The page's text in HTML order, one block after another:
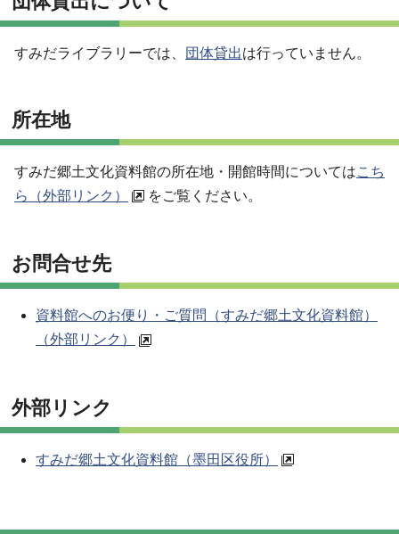
すみだライブラリーでは、 団体貸出は行っていません。
所在地
すみだ郷土文化資料館の所在地・開館時間についてはこち
ら（外部リンク）
をご覧ください。
お問合せ先
資料館へのお便り・ご質問（すみだ郷土文化資料館）
（外部リンク）
外部リンク
すみだ郷土文化資料館（墨田区役所）